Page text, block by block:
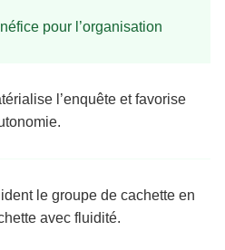
pour l’organisation
l’enquête et favorise
le groupe de cachette en
avec fluidité.